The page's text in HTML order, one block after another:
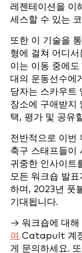
레젠테이션을 이
세스할 수 있는
또한 이 기술을
형에 걸쳐 어디
이는 이동 중에
대의 운동선수에
당자는 스카우트
장소에 구애받지
택, 평가 및 공유
전반적으로 이번
축구 스태프들이
귀중한 인사이트
모든 워크숍 발
하며, 2023년 풋
기대됩니다.
→ 워크숍에 대해
여 Catapult 계정
게 문의하세요.